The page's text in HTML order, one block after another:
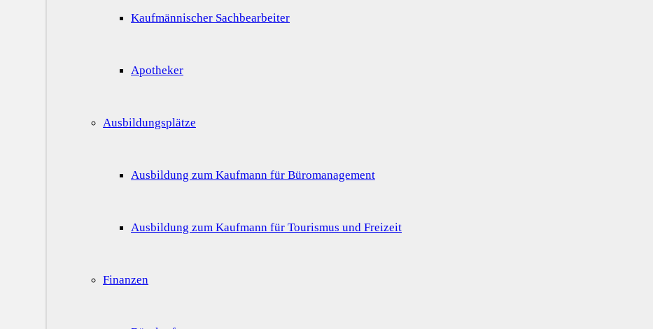
Kaufmännischer Sachbearbeiter
Apotheker
Ausbildungsplätze
Ausbildung zum Kaufmann für Büromanagement
Ausbildung zum Kaufmann für Tourismus und Freizeit
Finanzen